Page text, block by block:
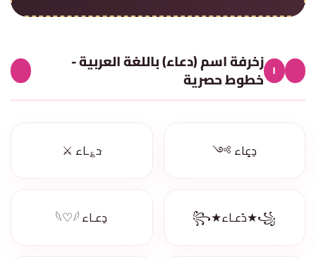
١ زخرفة اسم (دعاء) باللغة العربية -
خطوط حصرية
دِعٍاء ༻ ּد؏ـاء ⚔️
꧁★دُعـاء★꧂ دِعـاء 𓆩♡𓆪